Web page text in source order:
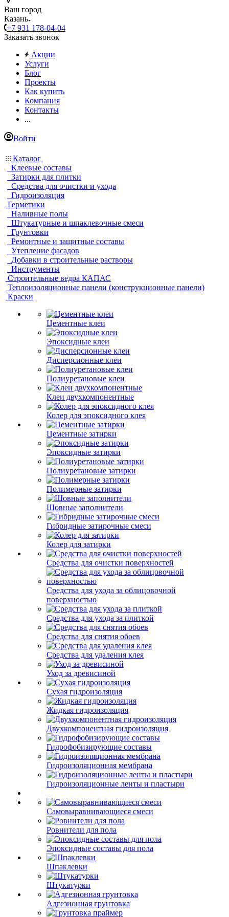
Ваш город
Казань
+7 931 178-04-04
Заказать звонок
Акции
Услуги
Блог
Проекты
Как купить
Компания
Контакты
...
Войти
Каталог
Клеевые составы
Затирки для плитки
Средства для очистки и ухода
Гидроизоляция
Герметики
Наливные полы
Штукатурные и шпаклевочные смеси
Грунтовки
Ремонтные и защитные составы
Утепление фасадов
Добавки в строительные растворы
Инструменты
Строительные ведра КАПАС
Теплоизоляционные панели (конструкционные панели)
Краски
Цементные клеи
Эпоксидные клеи
Дисперсионные клеи
Полиуретановые клеи
Клеи двухкомпонентные
Колер для эпоксидного клея
Цементные затирки
Эпоксидные затирки
Полиуретановые затирки
Полимерные затирки
Шовные заполнители
Гибридные затирочные смеси
Колер для затирки
Средства для очистки поверхностей
Средства для ухода за облицовочной
поверхностью
Средства для ухода за плиткой
Средства для снятия обоев
Средства для удаления клея
Уход за древисиной
Сухая гидроизоляция
Жидкая гидроизоляция
Двухкомпонентная гидроизоляция
Гидрофобизирующие составы
Гидроизоляционная мембрана
Гидроизоляционные ленты и пластыри
Самовыравнивающиеся смеси
Ровнители для пола
Эпоксидные составы для пола
Шпаклевки
Штукатурки
Адгезионная грунтовка